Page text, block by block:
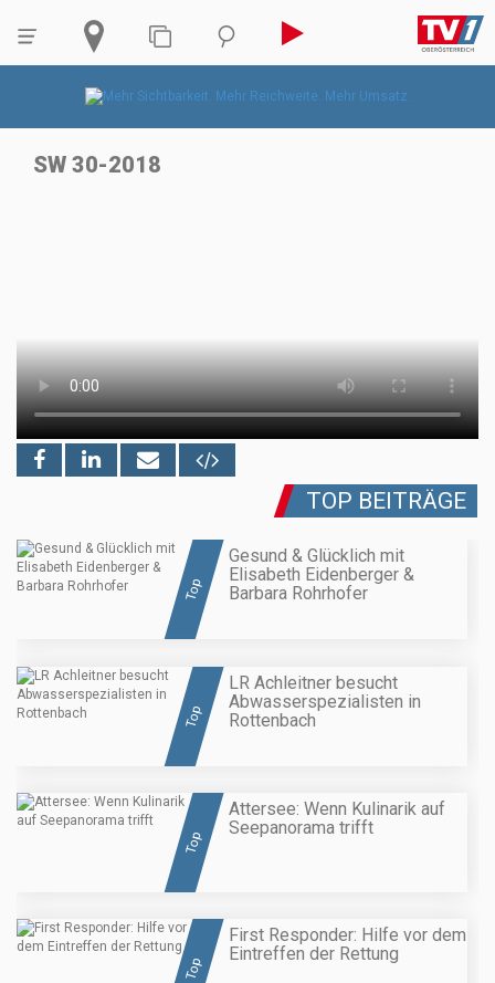
SW 30-2018
TOP BEITRÄGE
Top
Gesund & Glücklich mit
Elisabeth Eidenberger &
Barbara Rohrhofer
Top
LR Achleitner besucht
Abwasserspezialisten in
Rottenbach
Top
Attersee: Wenn Kulinarik auf
Seepanorama trifft
Top
First Responder: Hilfe vor dem
Eintreffen der Rettung